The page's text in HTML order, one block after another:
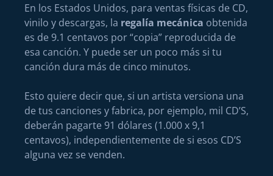
En los Estados Unidos, para ventas físicas de CD,
vinilo y descargas, la regalía mecánica obtenida
es de 9.1 centavos por “copia” reproducida de
esa canción. Y puede ser un poco más si tu
canción dura más de cinco minutos.
Esto quiere decir que, si un artista versiona una
de tus canciones y fabrica, por ejemplo, mil CD’S,
deberán pagarte 91 dólares (1.000 x 9,1
centavos), independientemente de si esos CD’S
alguna vez se venden.